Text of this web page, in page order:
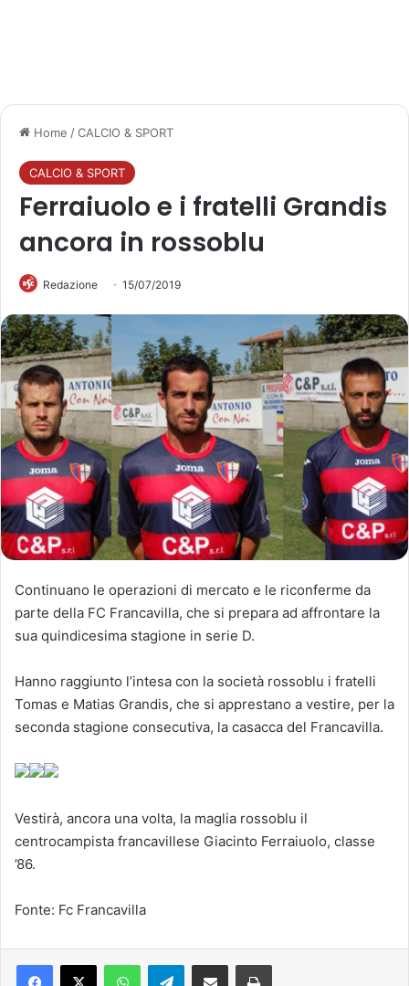
Home /CALCIO & SPORT
CALCIO & SPORT
Ferraiuolo e i fratelli Grandis
ancora in rossoblu
Redazione 15/07/2019
Continuano le operazioni di mercato e le riconferme da
parte della FC Francavilla, che si prepara ad affrontare la
sua quindicesima stagione in serie D.
Hanno raggiunto l’intesa con la società rossoblu i fratelli
Tomas e Matias Grandis, che si apprestano a vestire, per la
seconda stagione consecutiva, la casacca del Francavilla.
Vestirà, ancora una volta, la maglia rossoblu il
centrocampista francavillese Giacinto Ferraiuolo, classe
’86.
Fonte: Fc Francavilla
Telegram